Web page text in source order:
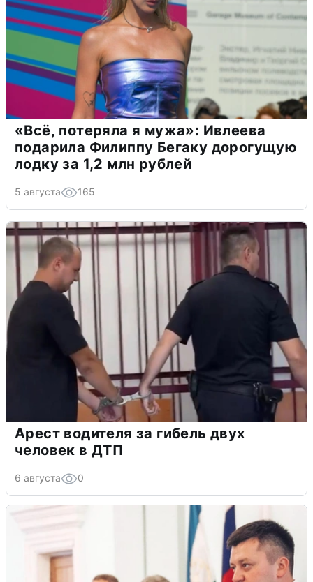
«Всё, потеряла я мужа»: Ивлеева
подарила Филиппу Бегаку дорогущую
лодку за 1,2 млн рублей
5 августа 165
Арест водителя за гибель двух
человек в ДТП
6 августа 0